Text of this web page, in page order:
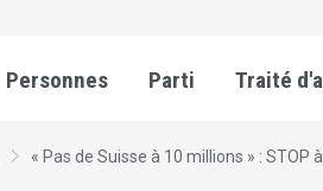
Personnes Parti Traité
« Pas de Suisse à 10 millions » : STOP à